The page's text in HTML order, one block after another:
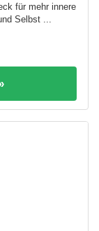
für mehr innere
Selbst ...